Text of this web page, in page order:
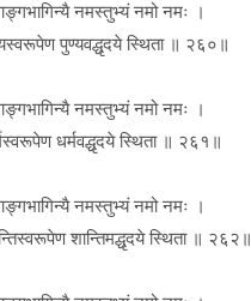
नमस्तुभ्यं नमो नमः ।
पुण्यवद्धृदये स्थिता ॥ २६०॥
नमस्तुभ्यं नमो नमः ।
धर्मवद्धृदये स्थिता ॥ २६१॥
नमस्तुभ्यं नमो नमः ।
शान्तिमद्धृदये स्थिता ॥ २६२॥